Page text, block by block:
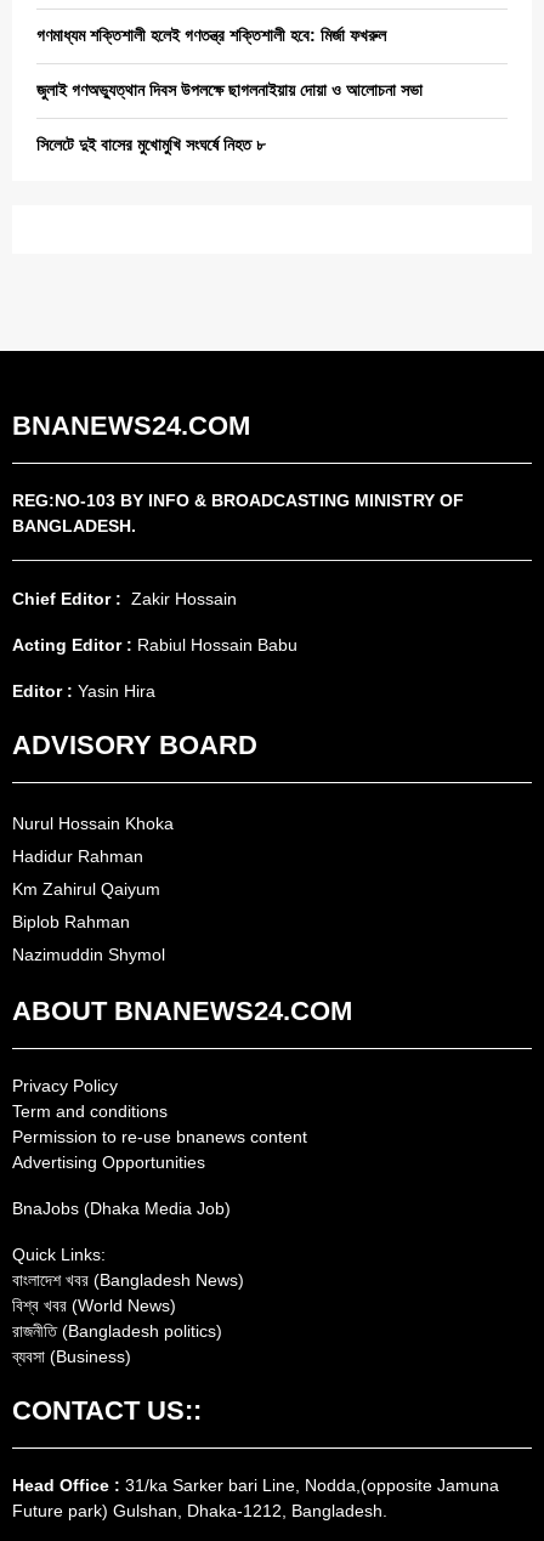
গণমাধ্যম শক্তিশালী হলেই গণতন্ত্র শক্তিশালী হবে: মির্জা ফখরুল
জুলাই গণঅভ্যুত্থান দিবস উপলক্ষে ছাগলনাইয়ায় দোয়া ও আলোচনা সভা
সিলেটে দুই বাসের মুখোমুখি সংঘর্ষে নিহত ৮
BNANEWS24.COM
REG:NO-103 BY INFO & BROADCASTING MINISTRY OF
BANGLADESH.
Chief Editor : Zakir Hossain
Acting Editor : Rabiul Hossain Babu
Editor : Yasin Hira
ADVISORY BOARD
Nurul Hossain Khoka
Hadidur Rahman
Km Zahirul Qaiyum
Biplob Rahman
Nazimuddin Shymol
ABOUT BNANEWS24.COM
Privacy Policy
Term and conditions
Permission to re-use bnanews content
Advertising Opportunities
BnaJobs (Dhaka Media Job)
Quick Links:
বাংলাদেশ খবর (Bangladesh News)
বিশ্ব খবর (World News)
রাজনীতি (Bangladesh politics)
ব্যবসা (Business)
CONTACT US::
Head Office : 31/ka Sarker bari Line, Nodda,(opposite Jamuna
Future park) Gulshan, Dhaka-1212, Bangladesh.